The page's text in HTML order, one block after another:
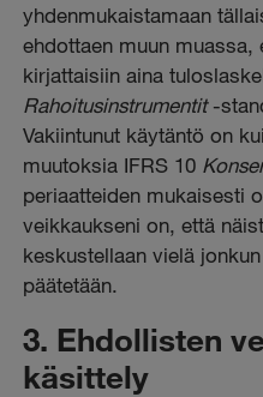
yhdenmukaistamaan
ehdottaen muun
kirjattaisiin aina
Rahoitusinstrumentit-
Vakiintunut käytäntö on
muutoksia IFRS 10
periaatteiden mukaisesti
veikkaukseni on, että
keskustellaan vielä
päätetään.
3. Ehdollisten
käsittely